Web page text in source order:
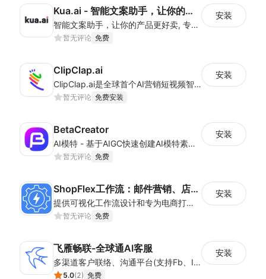
Kua.ai - 智能文案助手，让你的产品更好卖
智能文案助手，让你的产品更好卖, 专业视频制作工具，打造个性化品牌形象, 人工智能图像处理，提高产品展示效果
暂无评论 免费
安装
ClipClap.ai
ClipClap.ai是全球首个AI营销短视频智能体，帮助商家一键生成爆款视频
暂无评论 免费安装
安装
BetaCreator
AI模特 - 基于AIGC快速创建AI模特素材，加速商品大卖
暂无评论 免费
安装
ShopFlex工作流：邮件营销、店铺运营自动化，以及数据导入导出和多店铺管理
提供可视化工作流设计和专为电商打造的邮件功能，帮助卖家实现运营自动化，减少重复劳动；并且可以多站/站群管理，将一个站成熟的流程一键复制到多个站，快速实现规模化运
暂无评论 免费
安装
飞雁畅联-全球通AI客服
多渠道客户联络、沟通平台(支持Fb、Ins、Telegram等渠道)；轻松定制基于企业私有数据的AI机器人；帮您提升转化率、复购率、客户满意度并降低服务成本
5.0(2) 免费
安装